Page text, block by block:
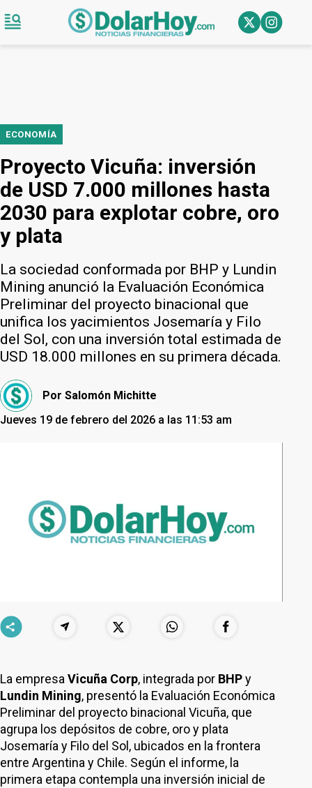
ECONOMÍA
Proyecto Vicuña: inversión
de USD 7.000 millones hasta
2030 para explotar cobre, oro
y plata
La sociedad conformada por BHP y Lundin
Mining anunció la Evaluación Económica
Preliminar del proyecto binacional que
unifica los yacimientos Josemaría y Filo
del Sol, con una inversión total estimada de
USD 18.000 millones en su primera década.
Por Salomón Michitte
Jueves 19 de febrero del 2026 a las 11:53 am
La empresaVicuña Corp, integrada por BHPy
Lundin Mining, presentó la Evaluación Económica
Preliminar del proyecto binacional Vicuña, que
agrupa los depósitos de cobre, oro y plata
Josemaría y Filo del Sol, ubicados en la frontera
entre Argentina y Chile. Según el informe, la
primera etapa contempla una inversión inicial de